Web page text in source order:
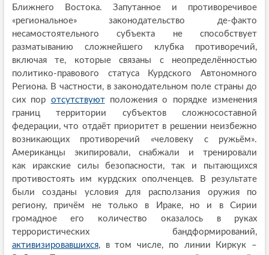
Ближнего Востока. Запутанное и противоречивое
«региональное» законодательство де-факто
несамостоятельного субъекта не способствует
разматыванию сложнейшего клубка противоречий,
включая те, которые связаны с неопределённостью
политико-правового статуса Курдского Автономного
Региона. В частности, в законодательном поле страны до
сих пор отсутствуютположения о порядке изменения
границ территории субъектов сложносоставной
федерации, что отдаёт приоритет в решении неизбежно
возникающих противоречий «человеку с ружьём».
Американцы экипировали, снабжали и тренировали
как иракские силы безопасности, так и пытающихся
противостоять им курдских ополченцев. В результате
были созданы условия для расползания оружия по
региону, причём не только в Ираке, но и в Сирии
громадное его количество оказалось в руках
террористических бандформирований,
активизировавшихся, в том числе, по линии Киркук –